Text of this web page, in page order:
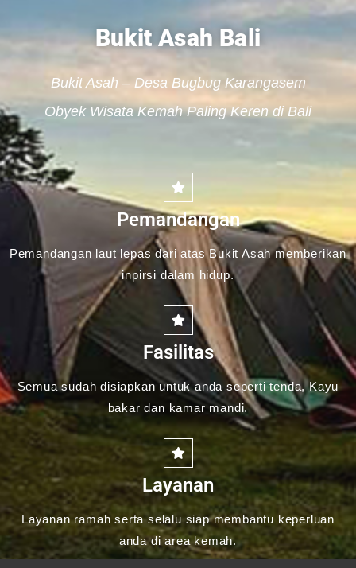
Bukit Asah Bali
Bukit Asah – Desa Bugbug Karangasem
Obyek Wisata Kemah Paling Keren di Bali
Pemandangan
Pemandangan laut lepas dari atas Bukit Asah memberikan
inpirsi dalam hidup.
Fasilitas
Semua sudah disiapkan untuk anda seperti tenda, Kayu
bakar dan kamar mandi.
Layanan
Layanan ramah serta selalu siap membantu keperluan
anda di area kemah.